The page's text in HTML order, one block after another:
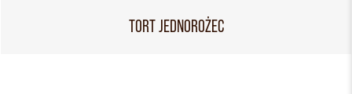
TORT JEDNOROŻEC